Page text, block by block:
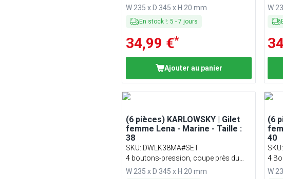
corps
W 235 x D 345 x H 20 mm
En stock !: 5 - 7 jours
34,99 €*
Ajouter au panier
W
(6 pièces) KARLOWSKY | Gilet
femme Lena - Marine - Taille :
38
SKU: DWLK38MA#SET
4 boutons-pression, coupe près du
corps
W 235 x D 345 x H 20 mm
(6
40
SKU:
4
W